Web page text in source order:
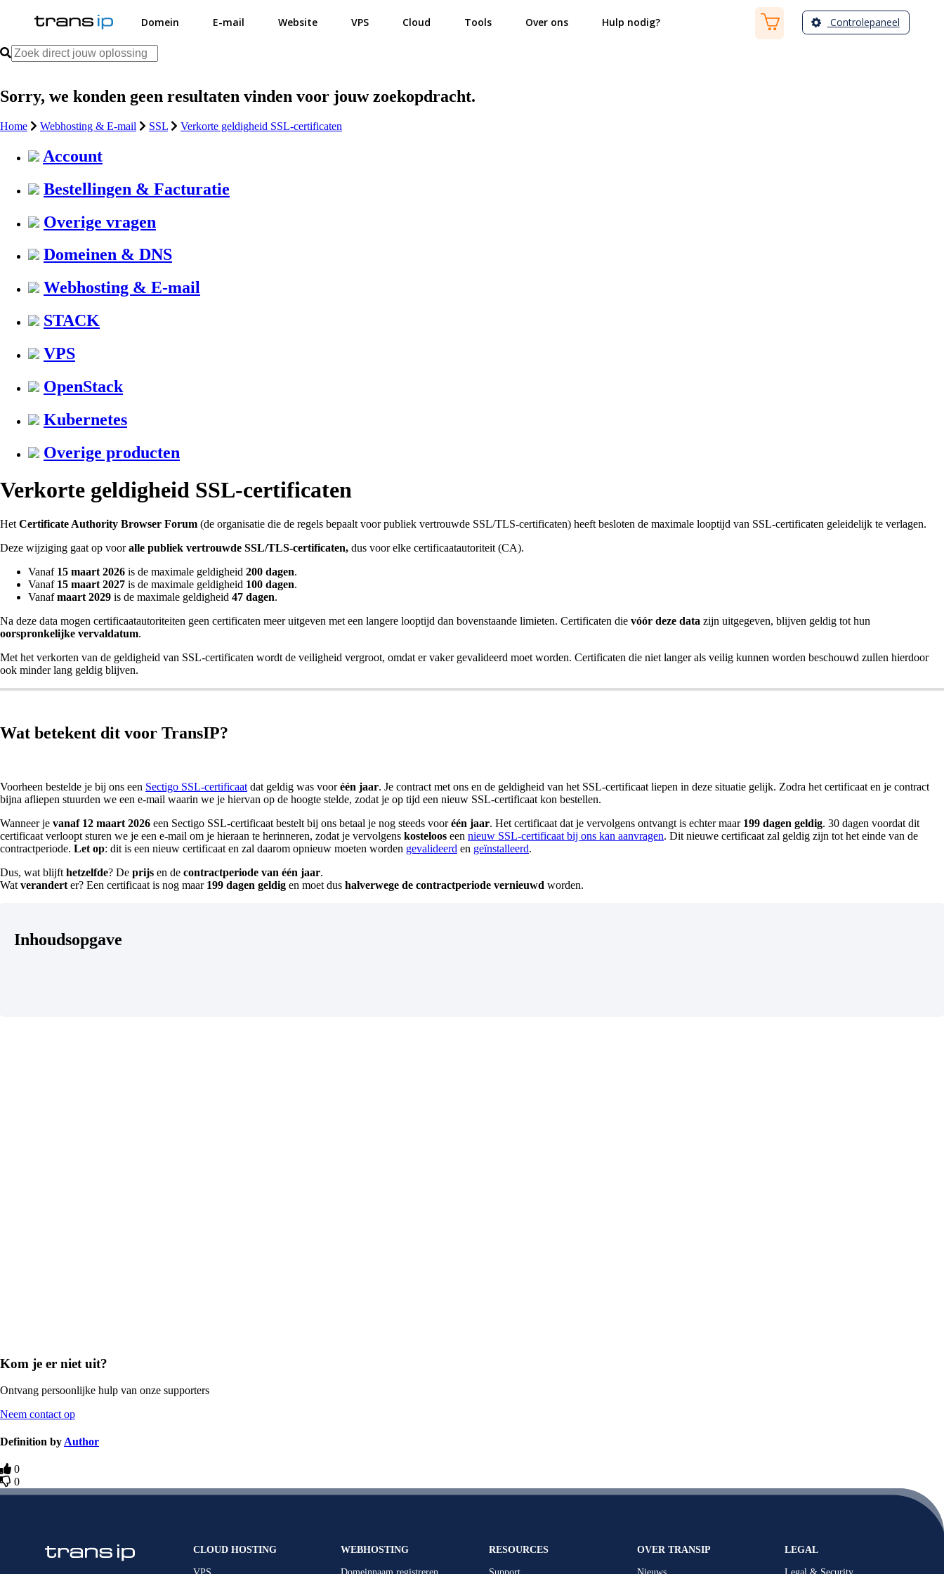
Domein E-mail Website VPS Cloud Tools Over ons Hulp nodig? Controlepaneel
Sorry, we konden geen resultaten vinden voor jouw zoekopdracht.
Home Webhosting & E-mail SSL Verkorte geldigheid SSL-certificaten
Account
Bestellingen & Facturatie
Overige vragen
Domeinen & DNS
Webhosting & E-mail
STACK
VPS
OpenStack
Kubernetes
Overige producten
Verkorte geldigheid SSL-certificaten
Het Certificate Authority Browser Forum (de organisatie die de regels bepaalt voor publiek vertrouwde SSL/TLS-certificaten) heeft besloten de maximale looptijd van SSL-certificaten geleidelijk te verlagen.
Deze wijziging gaat op vooralle publiek vertrouwde SSL/TLS-certificaten, dus voor elke certificaatautoriteit (CA).
Vanaf15 maart 2026 is de maximale geldigheid 200 dagen.
Vanaf15 maart 2027 is de maximale geldigheid 100 dagen.
Vanafmaart 2029 is de maximale geldigheid 47 dagen.
Na deze data mogen certificaatautoriteiten geen certificaten meer uitgeven met een langere looptijd dan bovenstaande limieten. Certificaten die vóór deze data zijn uitgegeven, blijven geldig tot hun
oorspronkelijke vervaldatum.
Met het verkorten van de geldigheid van SSL-certificaten wordt de veiligheid vergroot, omdat er vaker gevalideerd moet worden. Certificaten die niet langer als veilig kunnen worden beschouwd zullen hierdoor
ook minder lang geldig blijven.
Wat betekent dit voor TransIP?
Voorheen bestelde je bij ons een Sectigo SSL-certificaat dat geldig was vooréén jaar. Je contract met ons en de geldigheid van het SSL-certificaat liepen in deze situatie gelijk. Zodra het certificaat en je contract
bijna afliepen stuurden we een e-mail waarin we je hiervan op de hoogte stelde, zodat je op tijd een nieuw SSL-certificaat kon bestellen.
Wanneer je vanaf 12 maart 2026 een Sectigo SSL-certificaat bestelt bij ons betaal je nog steeds vooréén jaar. Het certificaat dat je vervolgens ontvangt is echter maar 199 dagen geldig. 30 dagen voordat dit
certificaat verloopt sturen we je een e-mail om je hieraan te herinneren, zodat je vervolgens kosteloos een nieuw SSL-certificaat bij ons kan aanvragen. Dit nieuwe certificaat zal geldig zijn tot het einde van de
contractperiode. Let op: dit is een nieuw certificaat en zal daarom opnieuw moeten worden gevalideerd en geïnstalleerd.
Dus, wat blijft hetzelfde? De prijs en de contractperiode van één jaar.
Wat verandert er? Een certificaat is nog maar 199 dagen geldig en moet dus halverwege de contractperiode vernieuwd worden.
Inhoudsopgave
Kom je er niet uit?
Ontvang persoonlijke hulp van onze supporters
Neem contact op
Definition by Author
0
0
CLOUD HOSTING WEBHOSTING RESOURCES OVER TRANSIP LEGAL